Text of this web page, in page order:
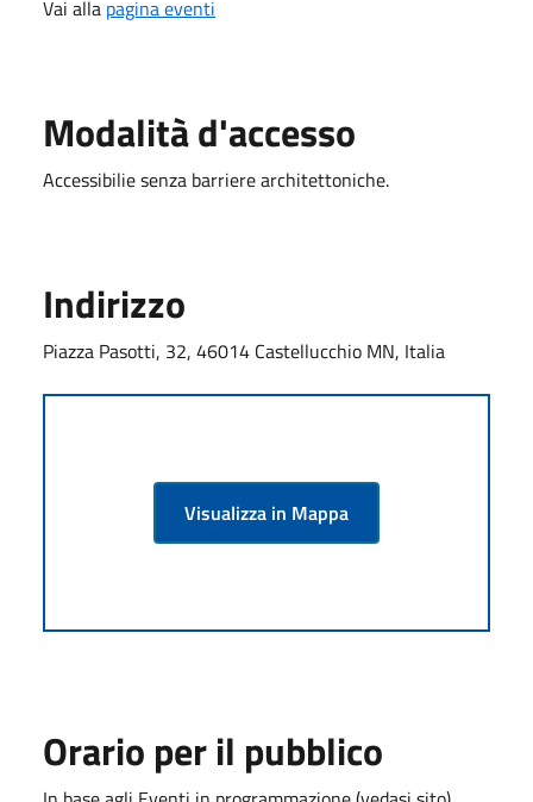
Vai alla pagina eventi
Modalità d'accesso
Accessibilie senza barriere architettoniche.
Indirizzo
Piazza Pasotti, 32, 46014 Castellucchio MN, Italia
Visualizza in Mappa
Orario per il pubblico